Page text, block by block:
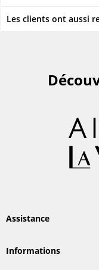
Les clients ont aussi
Assistance
Informations